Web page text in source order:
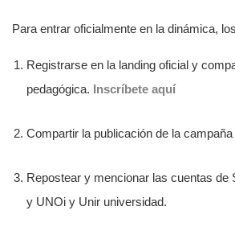
Para entrar oficialmente en la dinámica,
Registrarse en la landing oficial y
pedagógica. Inscríbete aquí
Compartir la publicación de la
Repostear y mencionar las cuentas de
y UNOi y Unir universidad.